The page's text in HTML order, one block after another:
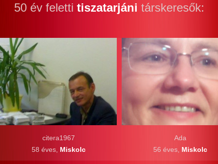
50 év feletti tiszatarjáni társkeresők:
Ada
56 éves, Miskolc
citera1967
58 éves, Miskolc